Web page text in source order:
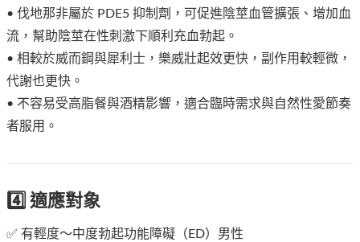
• 伐地那非屬於 PDE5 抑制劑，可促進陰莖血管擴張、增加血
流，幫助陰莖在性刺激下順利充血勃起。
• 相較於威而鋼與犀利士，樂威壯起效更快，副作用較輕微，
代謝也更快。
• 不容易受高脂餐與酒精影響，適合臨時需求與自然性愛節奏
者服用。
4️⃣ 適應對象
✅ 有輕度～中度勃起功能障礙（ED）男性